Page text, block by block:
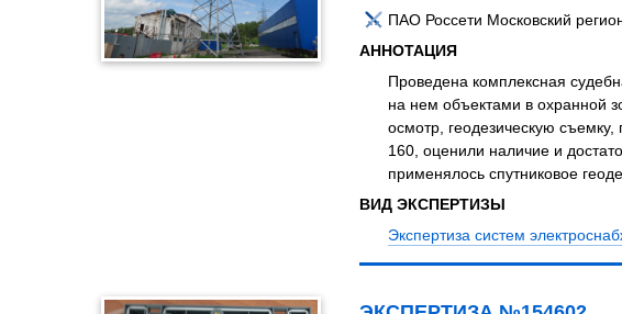
ПАО Россети Московский
АННОТАЦИЯ
Проведена комплексная
на нем объектами в охранной
осмотр, геодезическую
160, оценили наличие и
применялось спутниковое
ВИД ЭКСПЕРТИЗЫ
Экспертиза систем